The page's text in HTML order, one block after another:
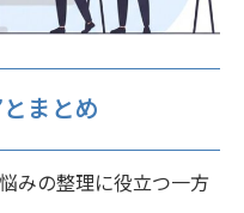
まとめ
みの整理に役立つ一方